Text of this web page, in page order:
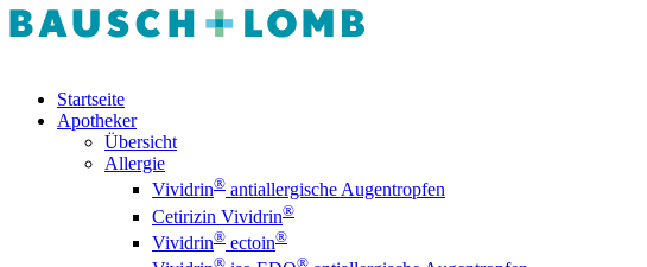
Startseite
Apotheker
Übersicht
Allergie
Vividrin® antiallergische Augentropfen
Cetirizin Vividrin®
Vividrin® ectoin®
® ®